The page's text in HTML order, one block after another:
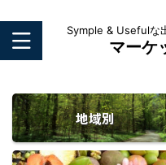
Symple & Usefulな
マーケ
地域別